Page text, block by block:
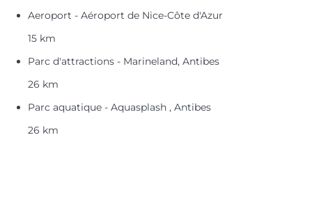
Aeroport - Aéroport de Nice-Côte d'Azur
15 km
Parc d'attractions - Marineland, Antibes
26 km
Parc aquatique - Aquasplash , Antibes
26 km